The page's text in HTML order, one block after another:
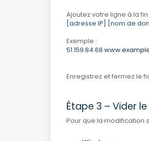
Ajoutez votre ligne à la
[adresse IP] [nom de
Exemple :
51.159.84.68
Enregistrez et fermez le
Étape 3 – Vider
Pour que la modification